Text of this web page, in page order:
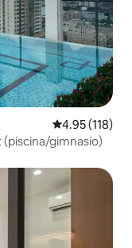
Calificación
4.95 (118)
(piscina/gimnasio)